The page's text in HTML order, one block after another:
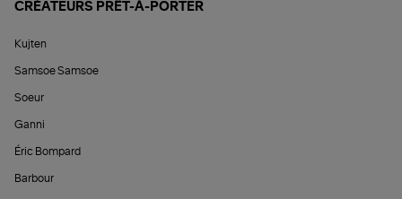
CRÉATEURS PRÊT-À-PORTER
Kujten
Samsoe Samsoe
Soeur
Ganni
Éric Bompard
Barbour